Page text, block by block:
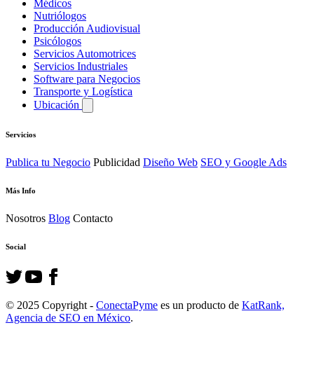
Médicos
Nutriólogos
Producción Audiovisual
Psicólogos
Servicios Automotrices
Servicios Industriales
Software para Negocios
Transporte y Logística
Ubicación
Servicios
Publica tu Negocio Publicidad Diseño Web SEO y Google Ads
Más Info
Nosotros Blog Contacto
Social
© 2025 Copyright - ConectaPyme es un producto de KatRank,
Agencia de SEO en México.